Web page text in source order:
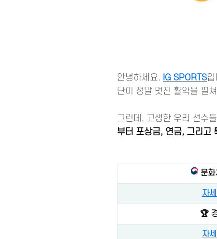
안녕하세요. IG SPORTS
단이 정말 멋진 활약을 펼
그런데, 고생한 우리 선수
부터 포상금, 연금, 그리고
문
자
🏆
자